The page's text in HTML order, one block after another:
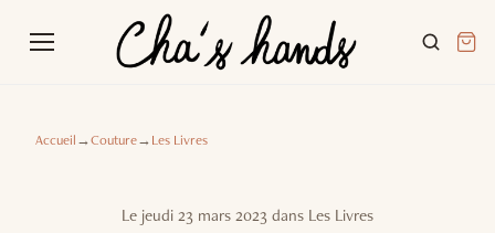
Accueil→Couture→Les Livres
Le jeudi 23 mars 2023 dans Les Livres